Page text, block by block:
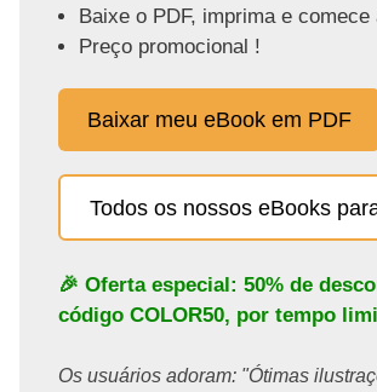
Baixe o PDF, imprima e comece
Preço promocional !
Baixar meu eBook em PDF
Todos os nossos eBooks
🎉 Oferta especial: 50% de
código COLOR50, por tempo
Os usuários adoram: "Ótimas